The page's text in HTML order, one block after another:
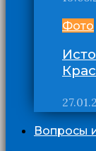
Фото
Вопросы